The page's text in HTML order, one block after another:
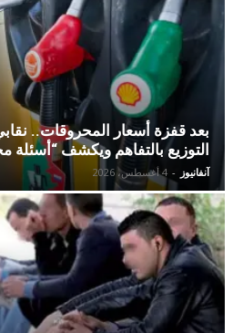
بعد قفزة أسعار المحروقات..
التوزيع بالتفاهم ويكشف “أسئلة
آنفانيوز - 4 أغسطس، 2026